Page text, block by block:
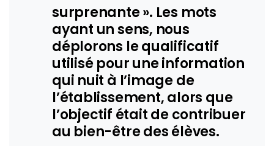
surprenante ». Les mots
ayant un sens, nous
déplorons le qualificatif
utilisé pour une information
qui nuit à l’image de
l’établissement, alors que
l’objectif était de contribuer
au bien-être des élèves.